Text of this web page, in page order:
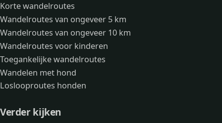
Korte wandelroutes
Wandelroutes van ongeveer 5 km
Wandelroutes van ongeveer 10 km
Wandelroutes voor kinderen
Toegankelijke wandelroutes
Wandelen met hond
Loslooproutes honden
Verder kijken